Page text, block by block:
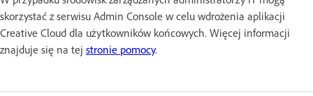
skorzystać z serwisu Admin Console w celu wdrożenia aplikacji
Creative Cloud dla użytkowników końcowych. Więcej informacji
znajduje się na tej stronie pomocy.